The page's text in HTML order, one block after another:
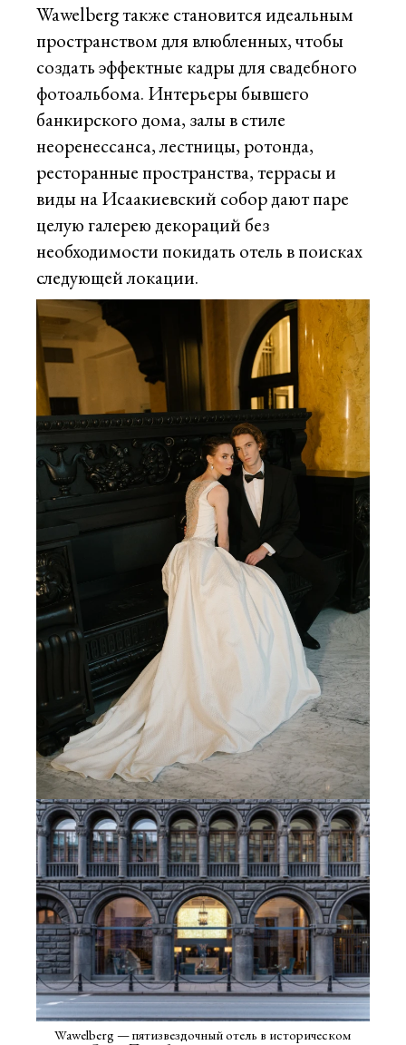
Wawelberg также становится идеальным
пространством для влюбленных, чтобы
создать эффектные кадры для свадебного
фотоальбома. Интерьеры бывшего
банкирского дома, залы в стиле
неоренессанса, лестницы, ротонда,
ресторанные пространства, террасы и
виды на Исаакиевский собор дают паре
целую галерею декораций без
необходимости покидать отель в поисках
следующей локации.
Wawelberg — пятизвездочный отель в историческом